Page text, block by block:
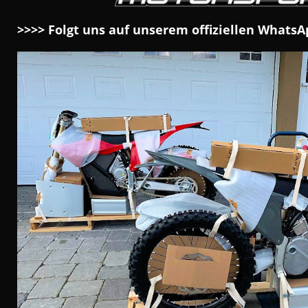
>>>> Folgt uns auf unserem offiziellen